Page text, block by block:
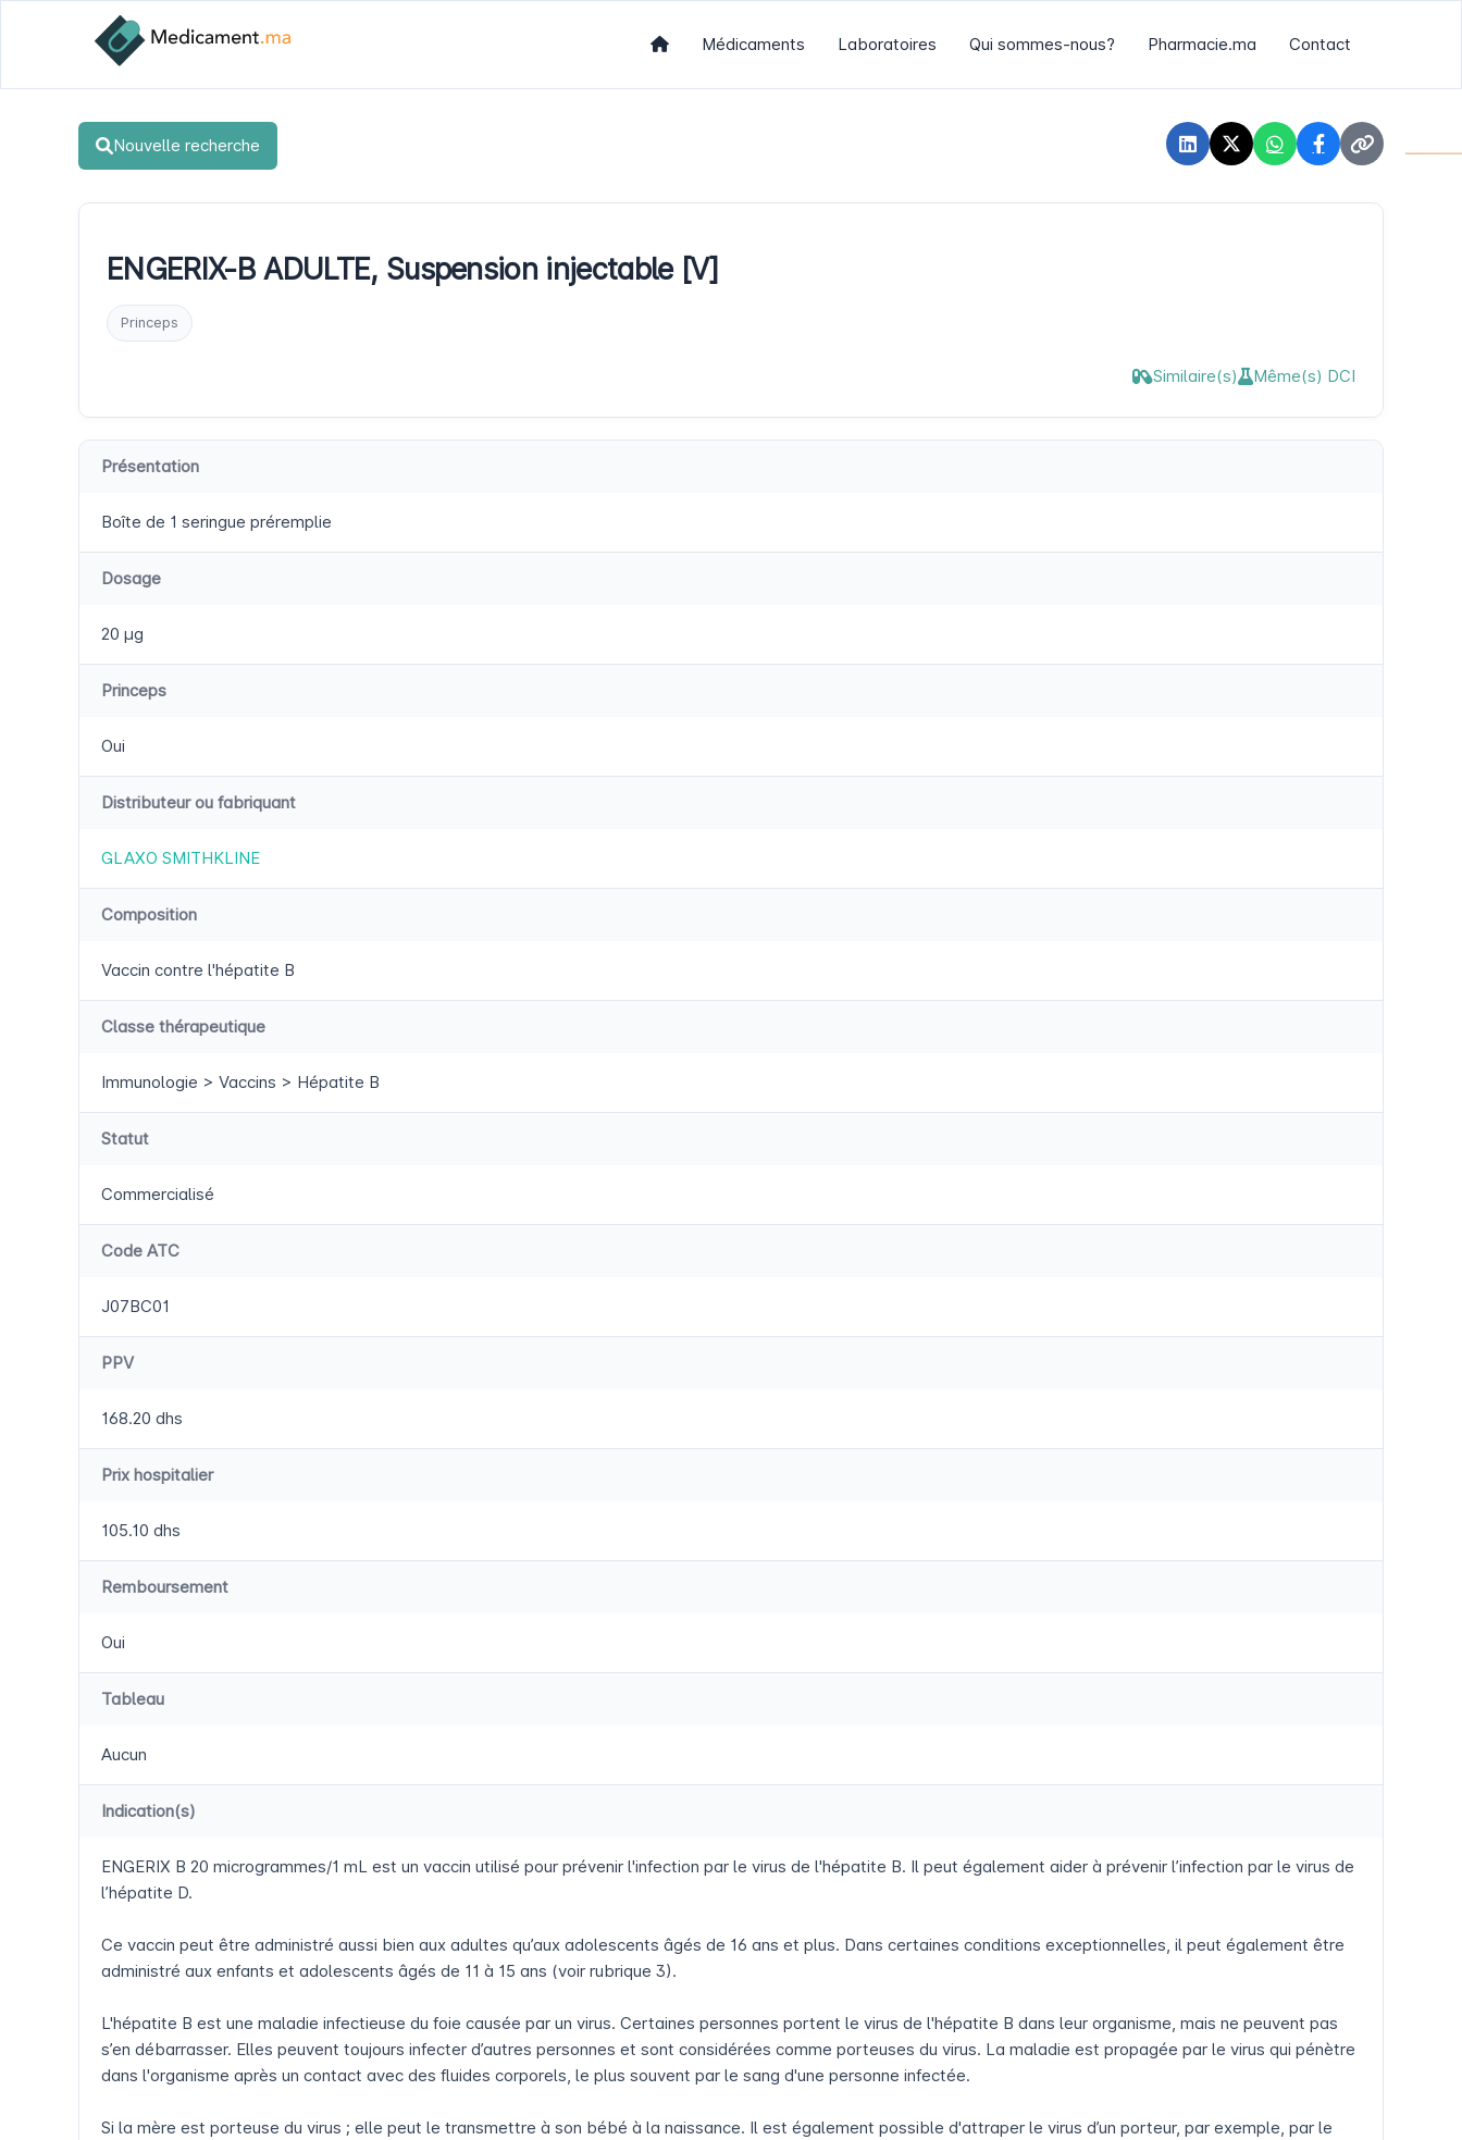
Médicaments Laboratoires Qui sommes-nous? Pharmacie.ma Contact
Nouvelle recherche
ENGERIX-B ADULTE, Suspension injectable [V]
Princeps
Similaire(s) Même(s) DCI
Présentation
Boîte de 1 seringue préremplie
Dosage
20 µg
Princeps
Oui
Distributeur ou fabriquant
GLAXO SMITHKLINE
Composition
Vaccin contre l'hépatite B
Classe thérapeutique
Immunologie > Vaccins > Hépatite B
Statut
Commercialisé
Code ATC
J07BC01
PPV
168.20 dhs
Prix hospitalier
105.10 dhs
Remboursement
Oui
Tableau
Aucun
Indication(s)
ENGERIX B 20 microgrammes/1 mL est un vaccin utilisé pour prévenir l'infection par le virus de l'hépatite B. Il peut également aider à prévenir l’infection par le virus de
l’hépatite D.
Ce vaccin peut être administré aussi bien aux adultes qu’aux adolescents âgés de 16 ans et plus. Dans certaines conditions exceptionnelles, il peut également être
administré aux enfants et adolescents âgés de 11 à 15 ans (voir rubrique 3).
L'hépatite B est une maladie infectieuse du foie causée par un virus. Certaines personnes portent le virus de l'hépatite B dans leur organisme, mais ne peuvent pas
s’en débarrasser. Elles peuvent toujours infecter d’autres personnes et sont considérées comme porteuses du virus. La maladie est propagée par le virus qui pénètre
dans l'organisme après un contact avec des fluides corporels, le plus souvent par le sang d'une personne infectée.
Si la mère est porteuse du virus ; elle peut le transmettre à son bébé à la naissance. Il est également possible d'attraper le virus d’un porteur, par exemple, par le